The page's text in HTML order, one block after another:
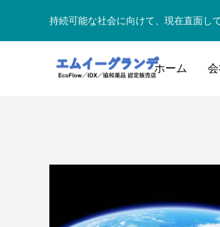
持続可能な社会に向けて、現在直面し
ホーム